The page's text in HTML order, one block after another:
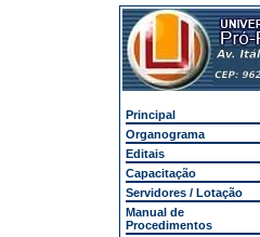
Principal
Organograma
Editais
Capacitação
Servidores / Lotação
Manual de
Procedimentos